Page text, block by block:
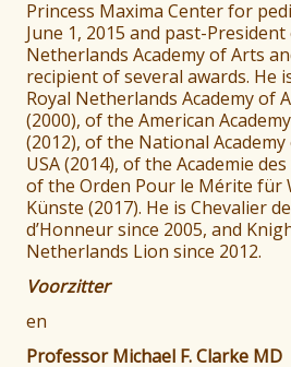
Princess Maxima Center for
June 1, 2015 and past-
Netherlands Academy of Arts
recipient of several awards. He
Royal Netherlands Academy of
(2000), of the American
(2012), of the National
USA (2014), of the Academie
of the Orden Pour le Mérite für
Künste (2017). He is Chevalier
d’Honneur since 2005, and
Netherlands Lion since 2012.
Voorzitter
en
Professor Michael F. Clarke MD